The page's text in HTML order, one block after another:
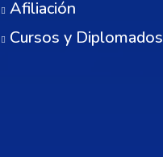
Afiliación
Cursos y Diplomados